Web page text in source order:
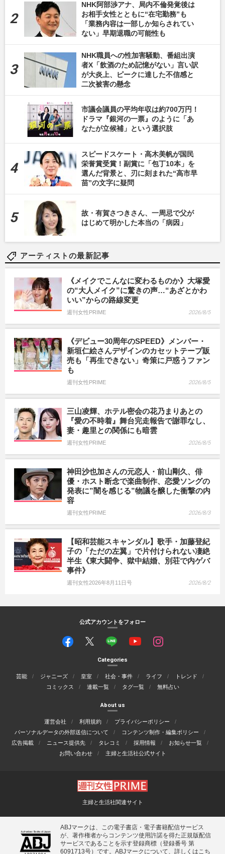
NHK阿部渉アナ、局内不倫発覚後は
お相手女性とともに“在宅勤務”も
「業務内容は一部しか知らされてい
ない」早期退職の可能性も
NHK職員への性加害騒動、番組出演
者X「飲酒のため記憶がない」言い訳
が大炎上、ピークに達した不信感と
二次被害の懸念
市議会議員の平均年収は約700万円！
ドラマ『銀河の一票』のように「あ
なたが立候補」という選択肢
スピードスケート・高木美帆が国民
栄誉賞受賞！副賞に「包丁10本」を
選んだ背景と、刃に刻まれた“高市早
苗”の文字に疑問
故・有賀さつきさん、一周忌で父が
はじめて明かした本当の「病因」
アーティストの最新記事
《メイクでこんなに変わるものか》大塚愛
の“大人メイク”に驚きの声…“あざとかわ
いい”からの路線変更
週刊女性PRIME 2026/8/5
《デビュー30周年のSPEED》メンバー・
新垣仁絵さんデザインのカセットテープ販
売も「再生できない」奇策に戸惑うファン
も
週刊女性PRIME 2026/8/5
三山凌輝、ホテル密会の花乃まりあとの
『愛の不時着』舞台完走報告で謝罪なし、
妻・趣里との関係にも暗雲
週刊女性PRIME 2026/8/5
神田沙也加さんの元恋人・前山剛久、俳
優・ホスト断念で楽曲制作、恋愛ソングの
発表に”闇を感じる”物議を醸した衝撃の内
容
週刊女性PRIME 2026/8/3
【昭和芸能スキャンダル】歌手・加藤登紀
子の「ただの左翼」で片付けられない凄絶
半生《東大闘争、獄中結婚、別荘で内ゲバ
事件》
週刊女性2026年8月11日号 2026/8/2
公式アカウントをフォロー
Categories
芸能 ジャニーズ 皇室 社会・事件 ライフ
トレンド
コミックス
連載一覧 タグ一覧 無料占い
About us
運営会社 利用規約
プライバシーポリシー
パーソナルデータの外部送信について
コンテンツ制作・編集ポリシー
広告掲載
ニュース提供先 タレコミ 採用情報
お知らせ一覧
お問い合わせ
主婦と生活社公式サイト
主婦と生活社関連サイト
ABJマークは、この電子書店・電子書籍配信サービス
が、著作権者からコンテンツ使用許諾を得た正規版配信
サービスであることを示す登録商標（登録番号 第
6091713号）です。ABJマークについて、詳しくはこち